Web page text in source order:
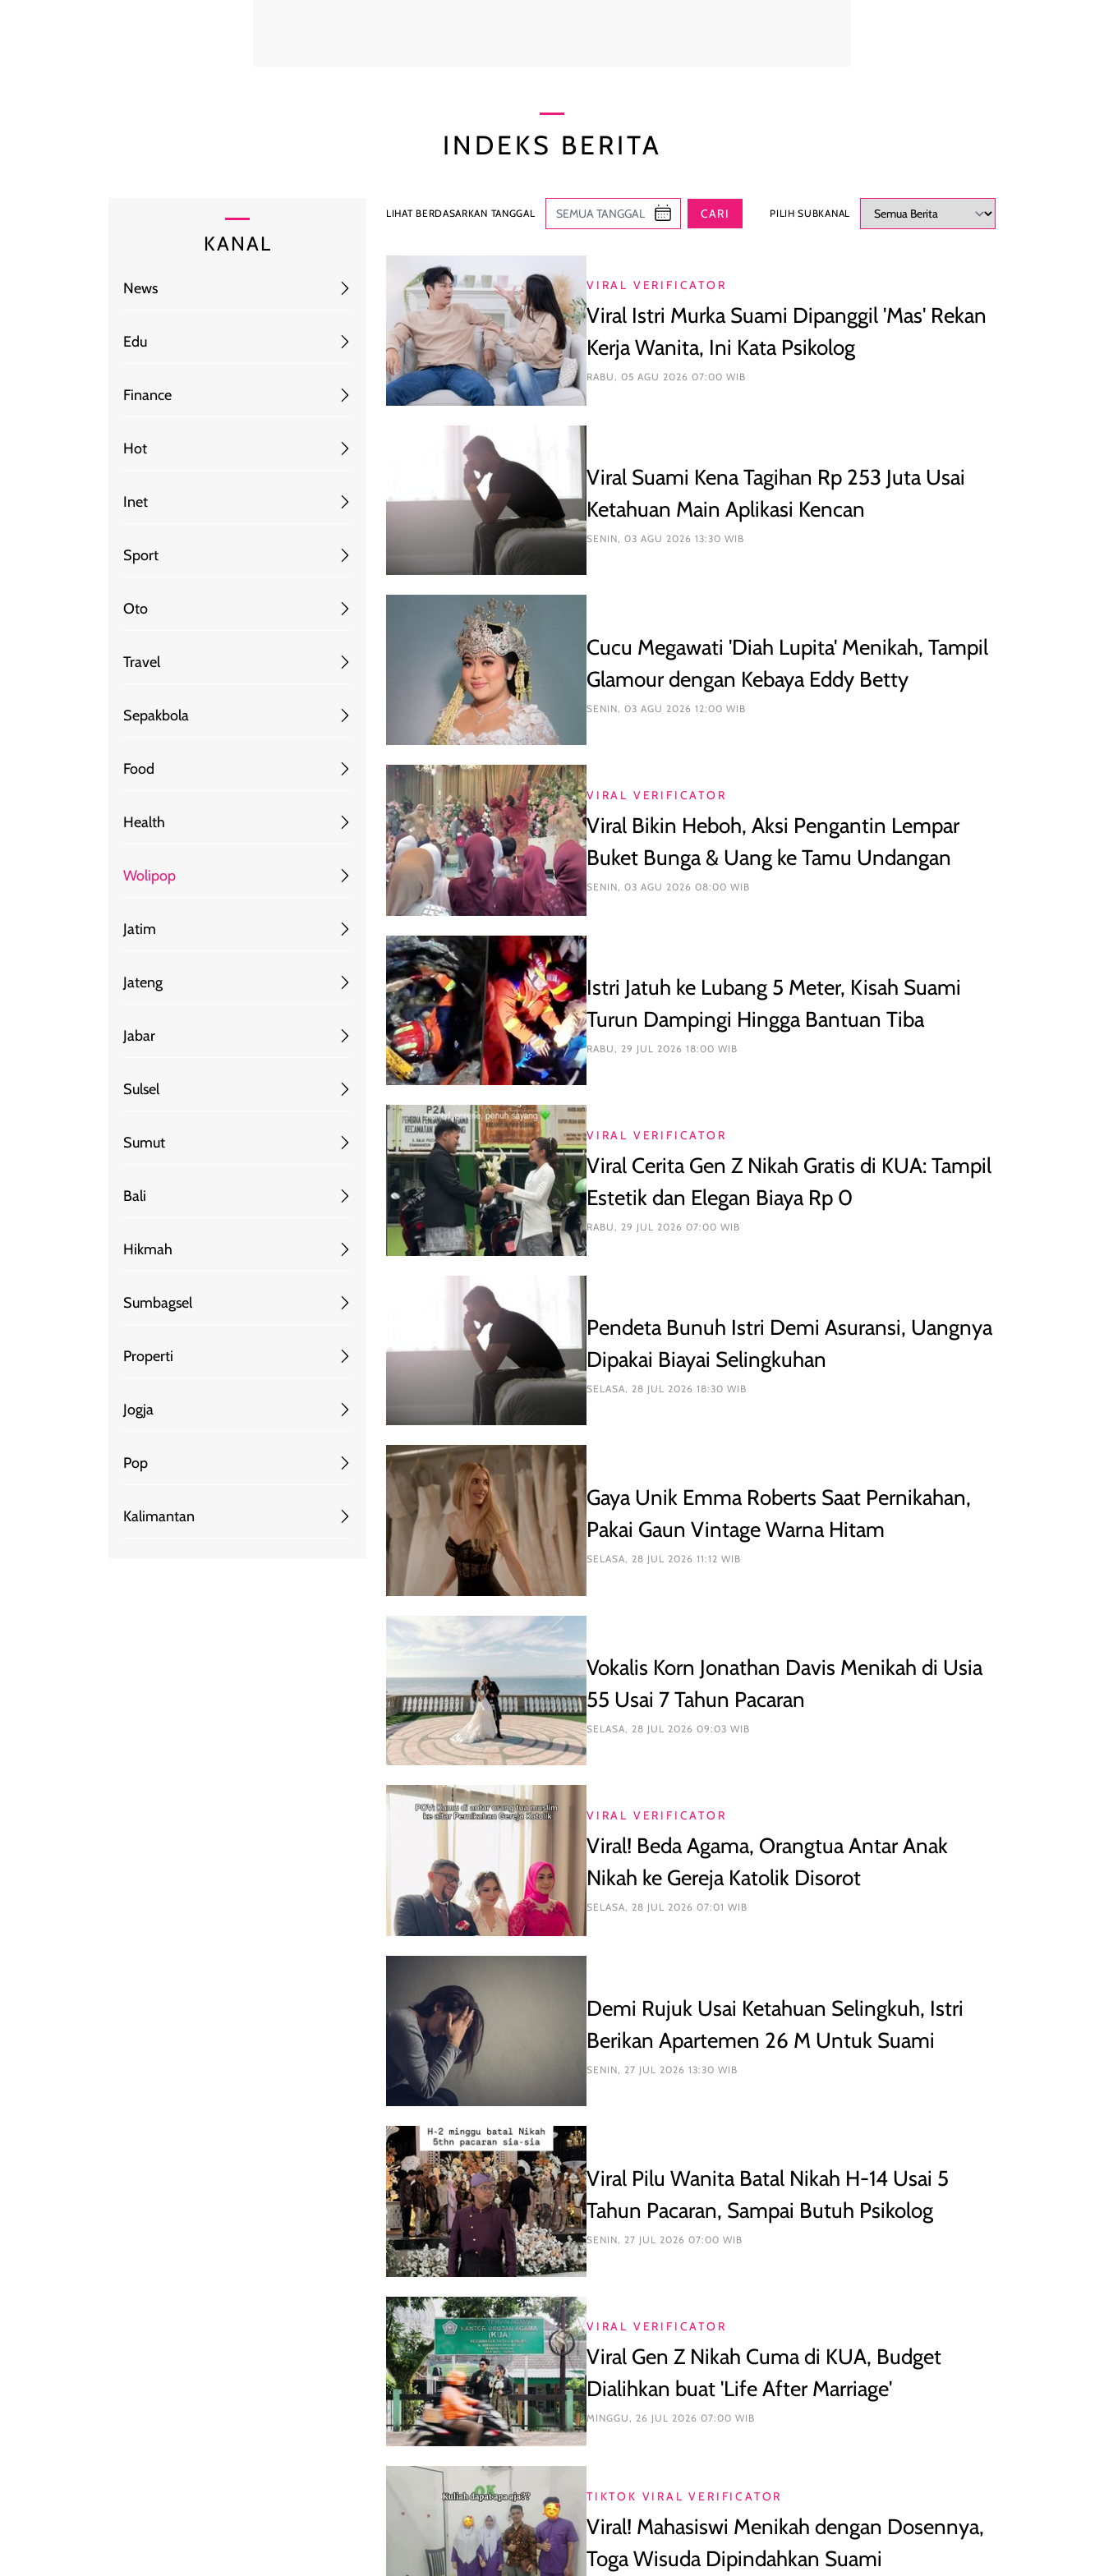
INDEKS BERITA
LIHAT BERDASARKAN TANGGAL CARI PILIH SUBKANAL
VIRAL VERIFICATOR
Viral Istri Murka Suami Dipanggil 'Mas' Rekan
Kerja Wanita, Ini Kata Psikolog
RABU, 05 AGU 2026 07:00 WIB
Viral Suami Kena Tagihan Rp 253 Juta Usai
Ketahuan Main Aplikasi Kencan
SENIN, 03 AGU 2026 13:30 WIB
Cucu Megawati 'Diah Lupita' Menikah, Tampil
Glamour dengan Kebaya Eddy Betty
SENIN, 03 AGU 2026 12:00 WIB
VIRAL VERIFICATOR
Viral Bikin Heboh, Aksi Pengantin Lempar
Buket Bunga & Uang ke Tamu Undangan
SENIN, 03 AGU 2026 08:00 WIB
Istri Jatuh ke Lubang 5 Meter, Kisah Suami
Turun Dampingi Hingga Bantuan Tiba
RABU, 29 JUL 2026 18:00 WIB
VIRAL VERIFICATOR
Viral Cerita Gen Z Nikah Gratis di KUA: Tampil
Estetik dan Elegan Biaya Rp 0
RABU, 29 JUL 2026 07:00 WIB
Pendeta Bunuh Istri Demi Asuransi, Uangnya
Dipakai Biayai Selingkuhan
SELASA, 28 JUL 2026 18:30 WIB
Gaya Unik Emma Roberts Saat Pernikahan,
Pakai Gaun Vintage Warna Hitam
SELASA, 28 JUL 2026 11:12 WIB
Vokalis Korn Jonathan Davis Menikah di Usia
55 Usai 7 Tahun Pacaran
SELASA, 28 JUL 2026 09:03 WIB
VIRAL VERIFICATOR
Viral! Beda Agama, Orangtua Antar Anak
Nikah ke Gereja Katolik Disorot
SELASA, 28 JUL 2026 07:01 WIB
Demi Rujuk Usai Ketahuan Selingkuh, Istri
Berikan Apartemen 26 M Untuk Suami
SENIN, 27 JUL 2026 13:30 WIB
Viral Pilu Wanita Batal Nikah H-14 Usai 5
Tahun Pacaran, Sampai Butuh Psikolog
SENIN, 27 JUL 2026 07:00 WIB
VIRAL VERIFICATOR
Viral Gen Z Nikah Cuma di KUA, Budget
Dialihkan buat 'Life After Marriage'
MINGGU, 26 JUL 2026 07:00 WIB
TIKTOK VIRAL VERIFICATOR
Viral! Mahasiswi Menikah dengan Dosennya,
Toga Wisuda Dipindahkan Suami
KANAL
News
Edu
Finance
Hot
Inet
Sport
Oto
Travel
Sepakbola
Food
Health
Wolipop
Jatim
Jateng
Jabar
Sulsel
Sumut
Bali
Hikmah
Sumbagsel
Properti
Jogja
Pop
Kalimantan